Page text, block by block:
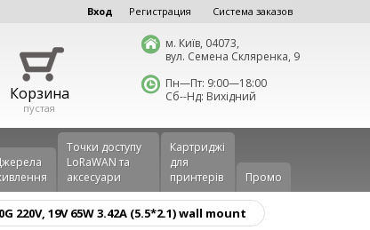
Вход Регистрация Система заказов
Корзина
пустая
м. Київ, 04073,
вул. Семена Скляренка, 9
Пн—Пт: 9:00—18:00
Сб--Нд: Вихідний
Точки доступу
LoRaWAN та
аксесуари
Картриджі
для
принтерів
Промо
220V, 19V 65W 3.42A (5.5*2.1) wall mount